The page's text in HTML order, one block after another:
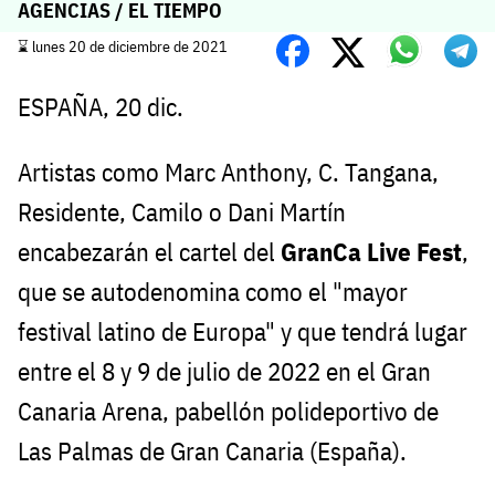
AGENCIAS / EL TIEMPO
⌛️ lunes 20 de diciembre de 2021
ESPAÑA, 20 dic.
Artistas como Marc Anthony, C. Tangana,
Residente, Camilo o Dani Martín
encabezarán el cartel del GranCa Live Fest,
que se autodenomina como el "mayor
festival latino de Europa" y que tendrá lugar
entre el 8 y 9 de julio de 2022 en el Gran
Canaria Arena, pabellón polideportivo de
Las Palmas de Gran Canaria (España).